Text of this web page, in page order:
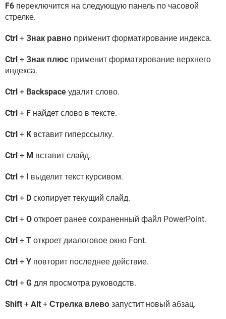
F6 переключится на следующую панель по часовой
стрелке.
Ctrl + Знак равно применит форматирование индекса.
Ctrl + Знак плюс применит форматирование верхнего
индекса.
Ctrl + Backspace удалит слово.
Ctrl + F найдет слово в тексте.
Ctrl + K вставит гиперссылку.
Ctrl + M вставит слайд.
Ctrl + выделит текст курсивом.
Ctrl + D скопирует текущий слайд.
Ctrl + O откроет ранее сохраненный файл PowerPoint.
Ctrl + T откроет диалоговое окно Font.
Ctrl + Y повторит последнее действие.
Ctrl + G для просмотра руководств.
Shift + Alt + Стрелка влево запустит новый абзац.